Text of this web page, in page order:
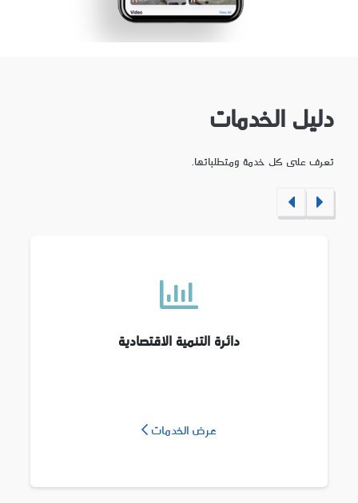
دليل الخدمات
تعرف على كل خدمة ومتطلباتها.
دائرة التنمية الاقتصادية
عرض الخدمات